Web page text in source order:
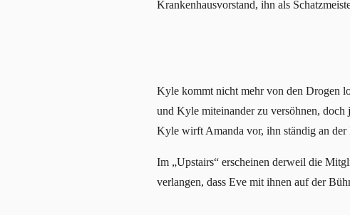
Krankenhausvorstand, ihn als
Kyle kommt nicht mehr von den Drogen
und Kyle miteinander zu versöhnen, doch
Kyle wirft Amanda vor, ihn ständig an der
Im „Upstairs“ erscheinen derweil die
verlangen, dass Eve mit ihnen auf der